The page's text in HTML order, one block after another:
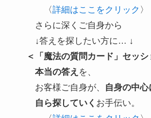
〈詳細はここをクリック 〉
さらに深くご自身から
↓答えを探したい方に… ↓
＜「魔法の質問カード」セッシ
本当の答え を、
お客様ご自身が、
自身の中心
自ら探していく お手伝い。